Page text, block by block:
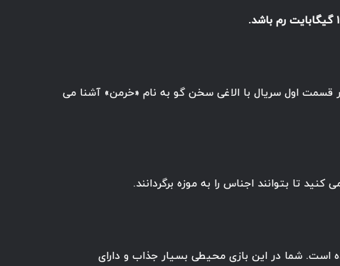
قسمت اول سریال با الاغی سخن گو به نام «خرمن» آشنا می
تا بتوانند اجناس را به موزه برگردانند.
است. شما در این بازی محیطی بسیار جذاب و دارای